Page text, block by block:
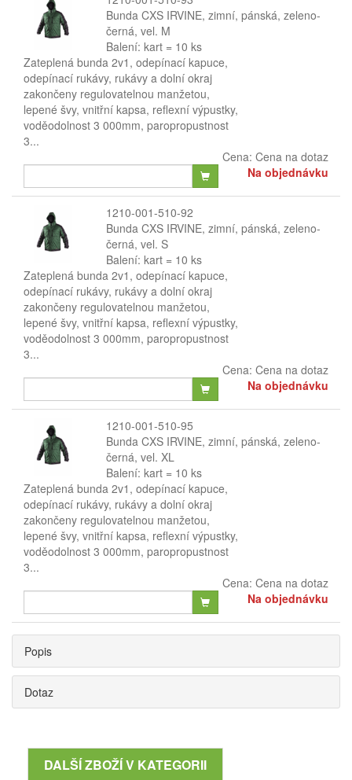
Bunda CXS IRVINE, zimní, pánská, zeleno-
černá, vel. M
Balení: kart = 10 ks
Zateplená bunda 2v1, odepínací kapuce,
odepínací rukávy, rukávy a dolní okraj
zakončeny regulovatelnou manžetou,
lepené švy, vnitřní kapsa, reflexní výpustky,
voděodolnost 3 000mm, paropropustnost
3...
Cena: Cena na dotaz
Na objednávku
1210-001-510-92
Bunda CXS IRVINE, zimní, pánská, zeleno-
černá, vel. S
Balení: kart = 10 ks
Zateplená bunda 2v1, odepínací kapuce,
odepínací rukávy, rukávy a dolní okraj
zakončeny regulovatelnou manžetou,
lepené švy, vnitřní kapsa, reflexní výpustky,
voděodolnost 3 000mm, paropropustnost
3...
Cena: Cena na dotaz
Na objednávku
1210-001-510-95
Bunda CXS IRVINE, zimní, pánská, zeleno-
černá, vel. XL
Balení: kart = 10 ks
Zateplená bunda 2v1, odepínací kapuce,
odepínací rukávy, rukávy a dolní okraj
zakončeny regulovatelnou manžetou,
lepené švy, vnitřní kapsa, reflexní výpustky,
voděodolnost 3 000mm, paropropustnost
3...
Cena: Cena na dotaz
Na objednávku
Popis
Dotaz
DALŠÍ ZBOŽÍ V KATEGORII